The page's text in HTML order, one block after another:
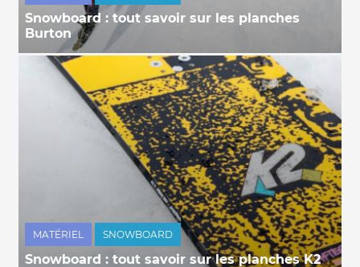
Snowboard : tout savoir sur les planches
Burton
MATÉRIEL SNOWBOARD
Snowboard : tout savoir sur les planches K2